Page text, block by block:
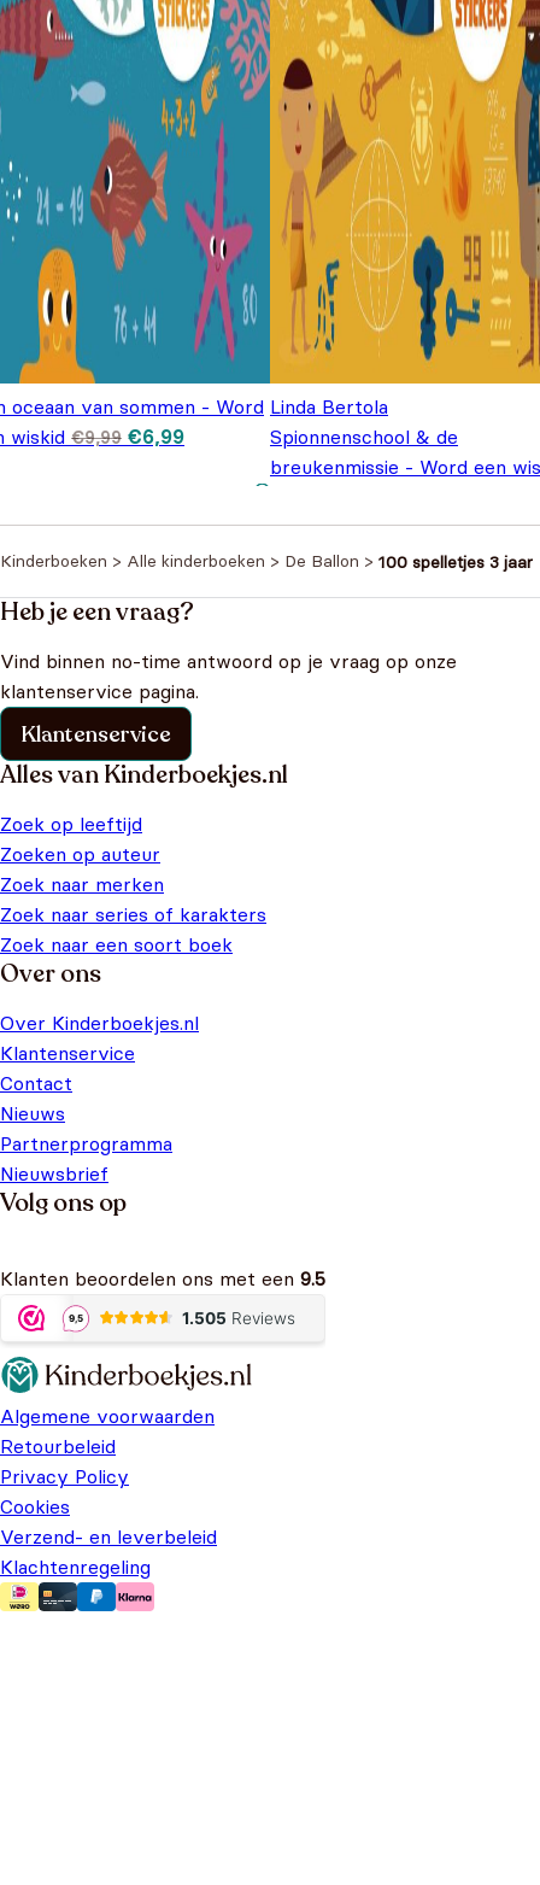
oceaan van sommen - Word
wiskid €9,99 Oorspronkelijke
prijs was:
€6,99Huidige
prijs is:
Linda Bertola
Spionnenschool & de
breukenmissie - Word een
Kinderboeken > Alle kinderboeken > De Ballon > 100 spelletjes 3 jaar
Heb je een vraag?
Vind binnen no-time antwoord op je vraag op onze
klantenservice pagina.
Klantenservice
Alles van Kinderboekjes.nl
Zoek op leeftijd
Zoeken op auteur
Zoek naar merken
Zoek naar series of karakters
Zoek naar een soort boek
Over ons
Over Kinderboekjes.nl
Klantenservice
Contact
Nieuws
Partnerprogramma
Nieuwsbrief
Volg ons op
Klanten beoordelen ons met een 9.5
Algemene voorwaarden
Retourbeleid
Privacy Policy
Cookies
Verzend- en leverbeleid
Klachtenregeling